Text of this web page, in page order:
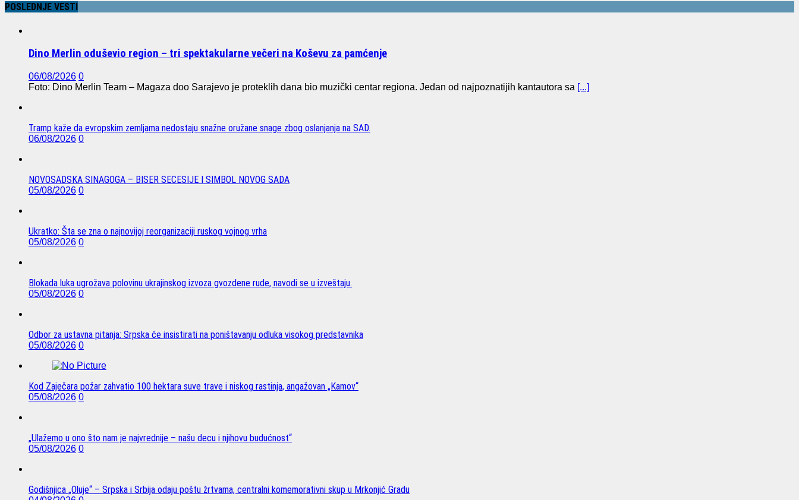
POSLEDNJE VESTI
Dino Merlin oduševio region – tri spektakularne večeri na Koševu za pamćenje
06/08/2026 0
Foto: Dino Merlin Team – Magaza doo Sarajevo je proteklih dana bio muzički centar regiona. Jedan od najpoznatijih kantautora sa [...]
Tramp kaže da evropskim zemljama nedostaju snažne oružane snage zbog oslanjanja na SAD.
06/08/2026 0
NOVOSADSKA SINAGOGA – BISER SECESIJE I SIMBOL NOVOG SADA
05/08/2026 0
Ukratko: Šta se zna o najnovijoj reorganizaciji ruskog vojnog vrha
05/08/2026 0
Blokada luka ugrožava polovinu ukrajinskog izvoza gvozdene rude, navodi se u izveštaju.
05/08/2026 0
Odbor za ustavna pitanja: Srpska će insistirati na poništavanju odluka visokog predstavnika
05/08/2026 0
Kod Zaječara požar zahvatio 100 hektara suve trave i niskog rastinja, angažovan „Kamov“
05/08/2026 0
„Ulažemo u ono što nam je najvrednije – našu decu i njihovu budućnost“
05/08/2026 0
Godišnjica „Oluje“ – Srpska i Srbija odaju poštu žrtvama, centralni komemorativni skup u Mrkonjić Gradu